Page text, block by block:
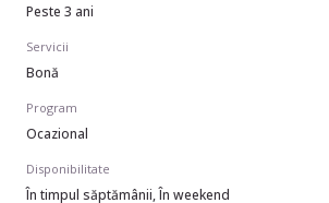
Peste 3 ani
Servicii
Bonă
Program
Ocazional
Disponibilitate
În timpul săptămânii, În weekend